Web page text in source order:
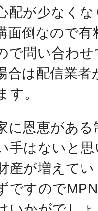
配が少なく
面倒なので
で問い合わ
合は配信業
す。
に恩恵があ
手はないと
産が増えて
ですので